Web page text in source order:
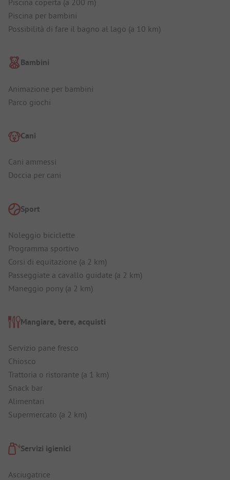
Piscina coperta (a 200 m)
Piscina per bambini
Possibilità di fare il bagno al lago (a 10 km)
Bambini
Animazione per bambini
Parco giochi
Cani
Cani ammessi
Doccia per cani
Sport
Noleggio biciclette
Programma sportivo
Corsi di equitazione (a 2 km)
Passeggiate a cavallo guidate (a 2 km)
Maneggio pony (a 2 km)
Mangiare, bere, acquisti
Servizio pane fresco
Chiosco
Trattoria o ristorante (a 1 km)
Snack bar
Alimentari
Supermercato (a 2 km)
Servizi igienici
Asciugatrice